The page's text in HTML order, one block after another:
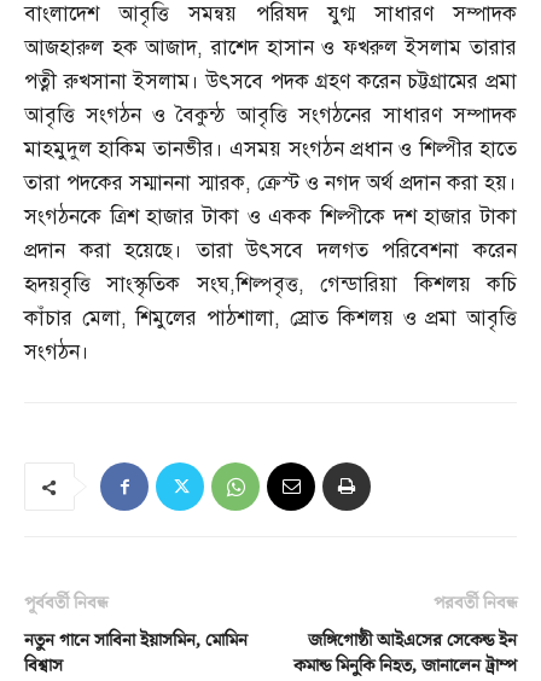
বাংলাদেশ আবৃত্তি সমন্বয় পরিষদ যুগ্ম সাধারণ সম্পাদক
আজহারুল হক আজাদ,রাশেদ হাসান ও ফখরুল ইসলাম তারার
পত্নী রুখসানা ইসলাম। উৎসবে পদক গ্রহণ করেন চট্টগ্রামের প্রমা
আবৃত্তি সংগঠন ও বৈকুন্ঠ আবৃত্তি সংগঠনের সাধারণ সম্পাদক
মাহমুদুল হাকিম তানভীর। এসময় সংগঠন প্রধান ও শিল্পীর হাতে
তারা পদকের সম্মাননা স্মারক, ক্রেস্ট ও নগদ অর্থ প্রদান করা হয়।
সংগঠনকে ত্রিশ হাজার টাকা ও একক শিল্পীকে দশ হাজার টাকা
প্রদান করা হয়েছে। তারা উৎসবে দলগত পরিবেশনা করেন
হৃদয়বৃত্তি সাংস্কৃতিক সংঘ,শিল্পবৃত্ত,গেন্ডারিয়া কিশলয় কচি
কাঁচার মেলা,শিমুলের পাঠশালা, স্রোত কিশলয় ও প্রমা আবৃত্তি
সংগঠন।
পূর্ববর্তী নিবন্ধ
নতুন গানে সাবিনা ইয়াসমিন, মোমিন
বিশ্বাস
পরবর্তী নিবন্ধ
জঙ্গিগোষ্ঠী আইএসের সেকেন্ড ইন
কমান্ড মিনুকি নিহত, জানালেন ট্রাম্প